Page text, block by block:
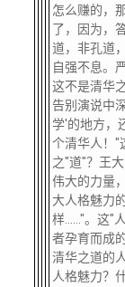
怎么赚的，
了，因为，
道，非孔道
自强不息。
这不是清华
告别演说中
学'的地方，
个清华人！"
之"道"？王
伟大的力量
大人格魅力
样……"。这"
者孕育而成
清华之道的
人格魅力？